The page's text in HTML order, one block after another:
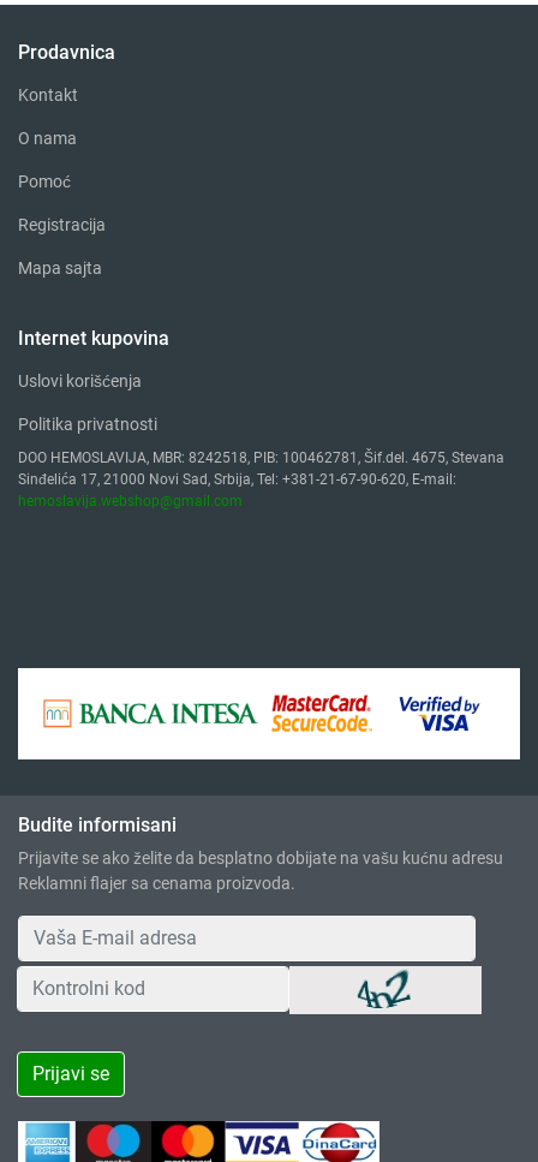
Prodavnica
Kontakt
O nama
Pomoć
Registracija
Mapa sajta
Internet kupovina
Uslovi korišćenja
Politika privatnosti
DOO HEMOSLAVIJA, MBR: 8242518, PIB: 100462781, Šif.del. 4675, Stevana
Sinđelića 17, 21000 Novi Sad, Srbija, Tel: +381-21-67-90-620, E-mail:
hemoslavija.webshop@gmail.com
Budite informisani
Prijavite se ako želite da besplatno dobijate na vašu kućnu adresu
Reklamni flajer sa cenama proizvoda.
Prijavi se